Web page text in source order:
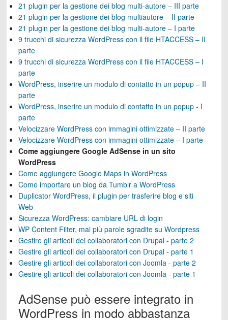
21 plugin per la gestione dei blog multi-autore – III parte
21 plugin per la gestione dei blog multiautore – II parte
21 plugin per la gestione dei blog multi-autore – I parte
9 trucchi di sicurezza WordPress con il file HTACCESS – II
parte
9 trucchi di sicurezza WordPress con il file HTACCESS – I
parte
WordPress, inserire un modulo di contatto in un popup – II
parte
WordPress, inserire un modulo di contatto in un popup - I
parte
Velocizzare WordPress con immagini ottimizzate – II parte
Velocizzare WordPress con immagini ottimizzate – I parte
Come aggiungere Google AdSense in un sito
WordPress
Come aggiungere Google Maps in WordPress
Come importare un blog da Tumblr a WordPress
Duplicator WordPress, il plugin per trasferire blog e siti
Web
Sicurezza WordPress: cambiare URL di login
WP Content Filter, mai più parole sgradite su Wordpress
Gestire gli articoli dei collaboratori con Drupal - parte 2
Gestire gli articoli dei collaboratori con Drupal - parte 1
Gestire gli articoli dei collaboratori con Joomla - parte 2
Gestire gli articoli dei collaboratori con Joomla - parte 1
AdSense può essere integrato in
WordPress in modo abbastanza